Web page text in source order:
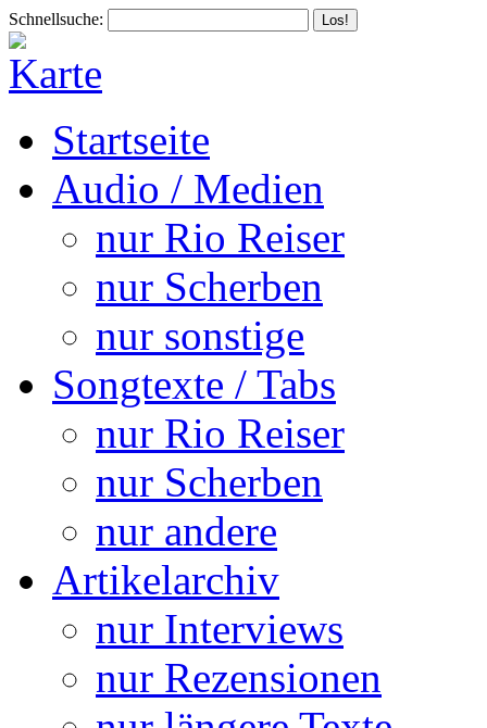
Schnellsuche:
Startseite
Audio / Medien
nur Rio Reiser
nur Scherben
nur sonstige
Songtexte / Tabs
nur Rio Reiser
nur Scherben
nur andere
Artikelarchiv
nur Interviews
nur Rezensionen